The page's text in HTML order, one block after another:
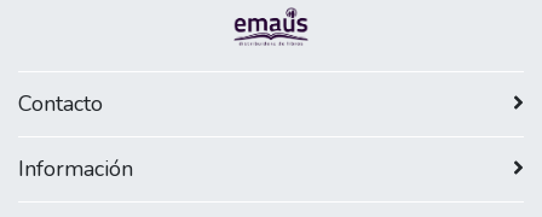
Contacto
Información